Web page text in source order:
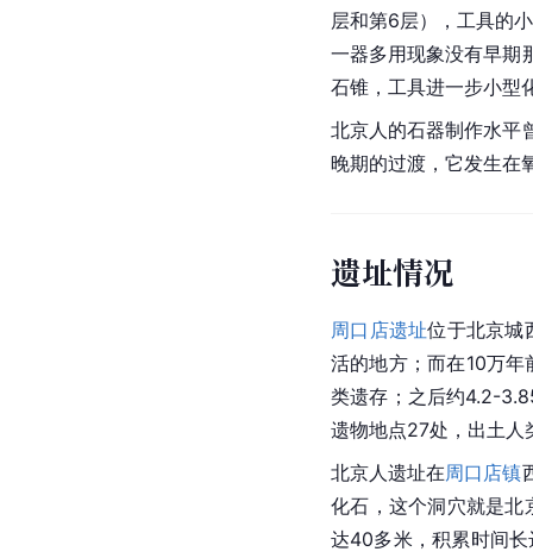
层和第6层），工具的
一器多用现象没有早期
石锥，工具进一步小型
北京人的石器制作水平
晚期的过渡，它发生在
遗址情况
周口店遗址位于北京城
活的地方；而在10万
类遗存；之后约4.2-
遗物地点27处，出土人
北京人遗址在周口店镇
化石，这个洞穴就是北
达40多米，积累时间